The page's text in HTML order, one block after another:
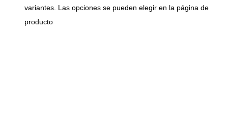
variantes. Las opciones se pueden elegir en la página de
producto